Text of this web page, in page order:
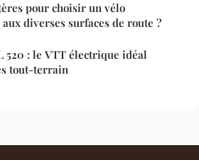
pour choisir un vélo
diverses surfaces de route ?
520 : le VTT électrique idéal
tout-terrain